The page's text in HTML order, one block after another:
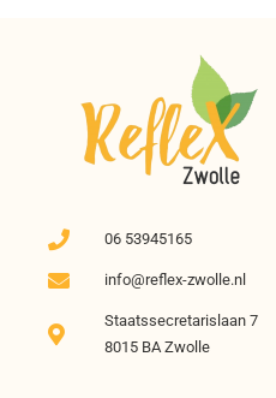
06 53945165
info@reflex-zwolle.nl
Staatssecretarislaan 7
8015 BA Zwolle